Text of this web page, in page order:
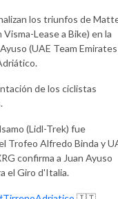
los triunfos de
Visma-Lease a Bike) en la
(UAE Team
de los ciclistas
(Lidl-Trek) fue
Trofeo Alfredo Binda y
confirma a Juan Ayuso
el Giro d'Italia.